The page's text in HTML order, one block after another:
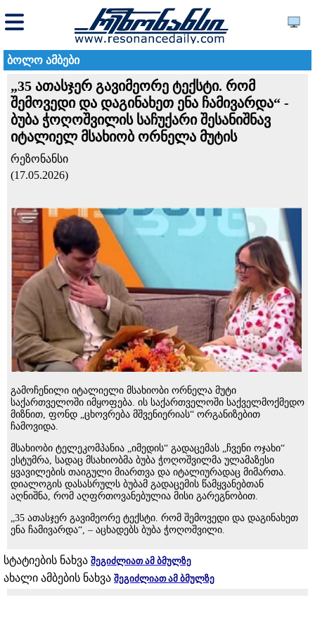
ბოლო ამბები
„35 ათასჯერ გავიმეორე ტექსტი. რომ
შემოვედი და დაგინახეთ ენა ჩამივარდა“ -
ბუბა ჭოღოშვილის საჩუქარი შესანიშნავ
იტალიელ მსახიობ ორნელა მუტის
რეზონანსი
(17.05.2026)
გამოჩენილი იტალიელი მსახიობი ორნელა მუტი
საქართველოში იმყოფება. ის საქართველოში საქველმოქმედო
მიზნით, ფონდ „ცხოვრება მშვენიერიას“ ორგანიზებით
ჩამოვიდა.
მსახიობი ტელეკომპანია „იმედის“ გადაცემას „ჩვენი ოჯახი“
ესტუმრა, სადაც მსახიობმა ბუბა ჭოღოშვილმა ულამაზესი
ყვავილების თაიგული მიართვა და იტალიურადაც მიმართა.
დიალოგის დასასრულს ბუბამ გადაცემის წამყვანებთან
აღნიშნა, რომ აღფრთოვანებულია მისი გარეგნობით.
„35 ათასჯერ გავიმეორე ტექსტი. რომ შემოვედი და დაგინახეთ
ენა ჩამივარდა“, – აცხადებს ბუბა ჭოღოშვილი.
სტატიების ნახვა შეგიძლიათ ამ ბმულზე
ახალი ამბების ნახვა შეგიძლიათ ამ ბმულზე